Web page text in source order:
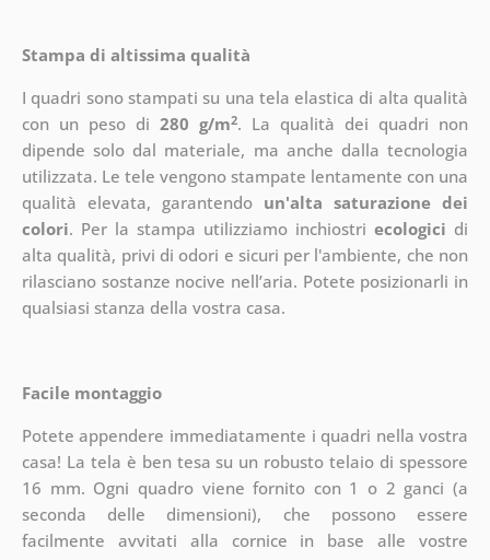
Stampa di altissima qualità
I quadri sono stampati su una tela elastica di alta qualità
con un peso di 280 g/m2. La qualità dei quadri non
dipende solo dal materiale, ma anche dalla tecnologia
utilizzata. Le tele vengono stampate lentamente con una
qualità elevata, garantendo un'alta saturazione dei
colori. Per la stampa utilizziamo inchiostriecologici di
alta qualità, privi di odori e sicuri per l'ambiente, che non
rilasciano sostanze nocive nell’aria. Potete posizionarli in
qualsiasi stanza della vostra casa.
Facile montaggio
Potete appendere immediatamente i quadri nella vostra
casa! La tela è ben tesa su un robusto telaio di spessore
16 mm. Ogni quadro viene fornito con 1 o 2 ganci (a
seconda delle dimensioni), che possono essere
facilmente avvitati alla cornice in base alle vostre